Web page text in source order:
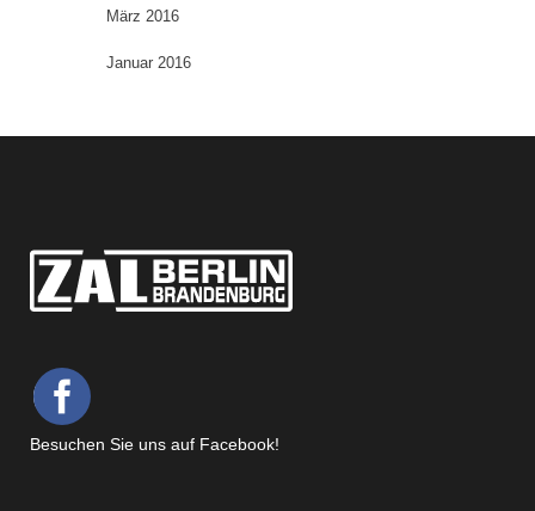
März 2016
Januar 2016
Besuchen Sie uns auf Facebook!